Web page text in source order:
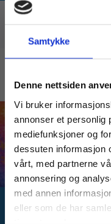
Samtykke
Denne nettsiden
Vi bruker
annonser et personlig
mediefunksjoner og
dessuten informasjon
vårt, med partnerne
annonsering og
med annen
eller som de har
Fant ingen
Meld deg på
gode tilbud